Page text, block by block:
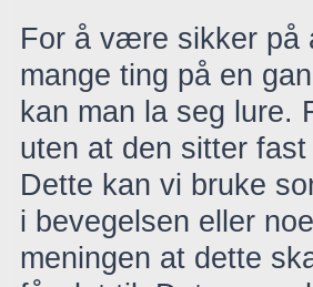
For å være sikker på
mange ting på en
kan man la seg lure.
uten at den sitter
Dette kan vi bruke
i bevegelsen eller
meningen at dette